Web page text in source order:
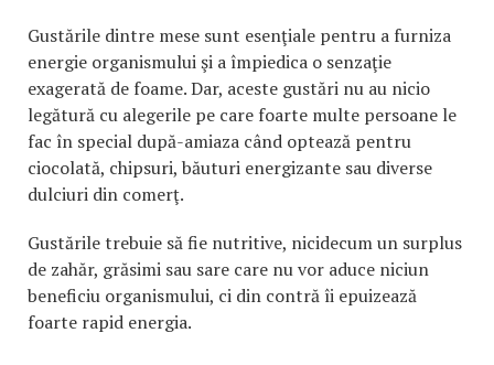
Gustările dintre mese sunt esenţiale pentru a furniza
energie organismului şi a împiedica o senzaţie
exagerată de foame. Dar, aceste gustări nu au nicio
legătură cu alegerile pe care foarte multe persoane le
fac în special după-amiaza când optează pentru
ciocolată, chipsuri, băuturi energizante sau diverse
dulciuri din comerţ.
Gustările trebuie să fie nutritive, nicidecum un surplus
de zahăr, grăsimi sau sare care nu vor aduce niciun
beneficiu organismului, ci din contră îi epuizează
foarte rapid energia.